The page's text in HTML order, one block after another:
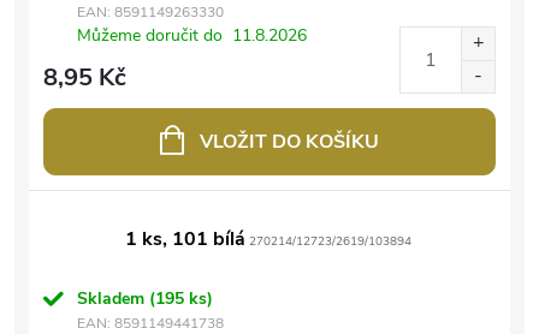
EAN: 8591149263330
Můžeme doručit do 11.8.2026
8,95 Kč
VLOŽIT DO KOŠÍKU
1 ks, 101 bílá 270214/12723/2619/103894
Skladem (195 ks)
EAN: 8591149441738